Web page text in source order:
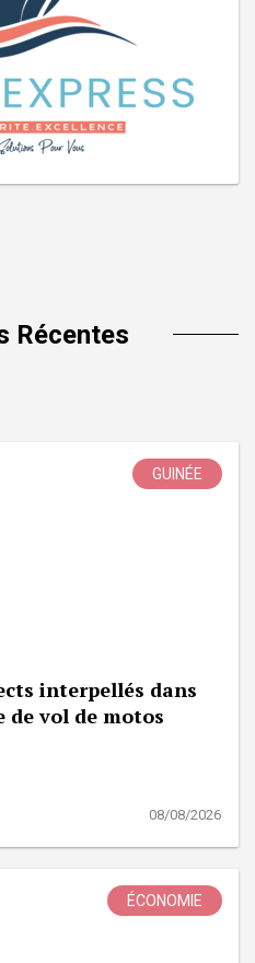
Récentes
GUINÉE
interpellés dans
de vol de motos
08/08/2026
ÉCONOMIE